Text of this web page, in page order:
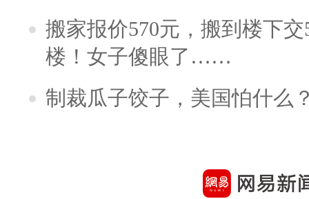
搬家报价570元，搬到楼下
楼！女子傻眼了……
制裁瓜子饺子，美国怕什么